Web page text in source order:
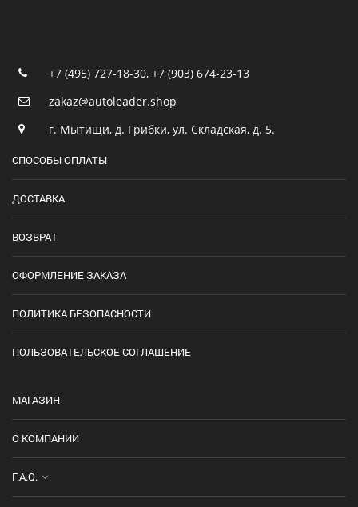
+7 (495) 727-18-30, +7 (903) 674-23-13
zakaz@autoleader.shop
г. Мытищи, д. Грибки, ул. Складская, д. 5.
СПОСОБЫ ОПЛАТЫ
ДОСТАВКА
ВОЗВРАТ
ОФОРМЛЕНИЕ ЗАКАЗА
ПОЛИТИКА БЕЗОПАСНОСТИ
ПОЛЬЗОВАТЕЛЬСКОЕ СОГЛАШЕНИЕ
МАГАЗИН
О КОМПАНИИ
F.A.Q.